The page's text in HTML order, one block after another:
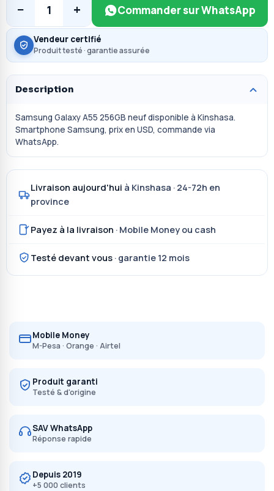
− 1 + Commander sur WhatsApp
Vendeur certifié
Produit testé · garantie assurée
Description
Samsung Galaxy A55 256GB neuf disponible à Kinshasa.
Smartphone Samsung, prix en USD, commande via
WhatsApp.
Livraison aujourd'hui à Kinshasa · 24-72h en
province
Payez à la livraison · Mobile Money ou cash
Testé devant vous · garantie 12 mois
Mobile Money
M-Pesa · Orange · Airtel
Produit garanti
Testé & d'origine
SAV WhatsApp
Réponse rapide
Depuis 2019
+5 000 clients